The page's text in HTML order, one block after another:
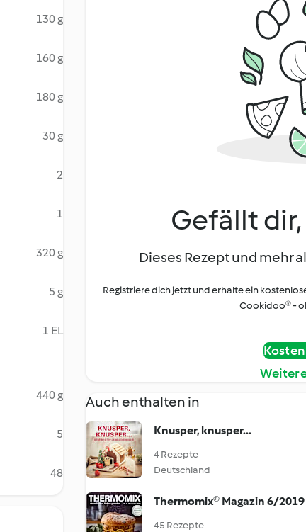
130 g
160 g
180 g
30 g
2
1
320 g
5 g
1 EL
440 g
5
48
Gefällt
Dieses Rezept und mehr
Registriere dich jetzt und erhalte ein
Cookidoo® -
Auch enthalten in
Knusper, knusper...
4 Rezepte
Deutschland
Thermomix® Magazin 6/2019
45 Rezepte